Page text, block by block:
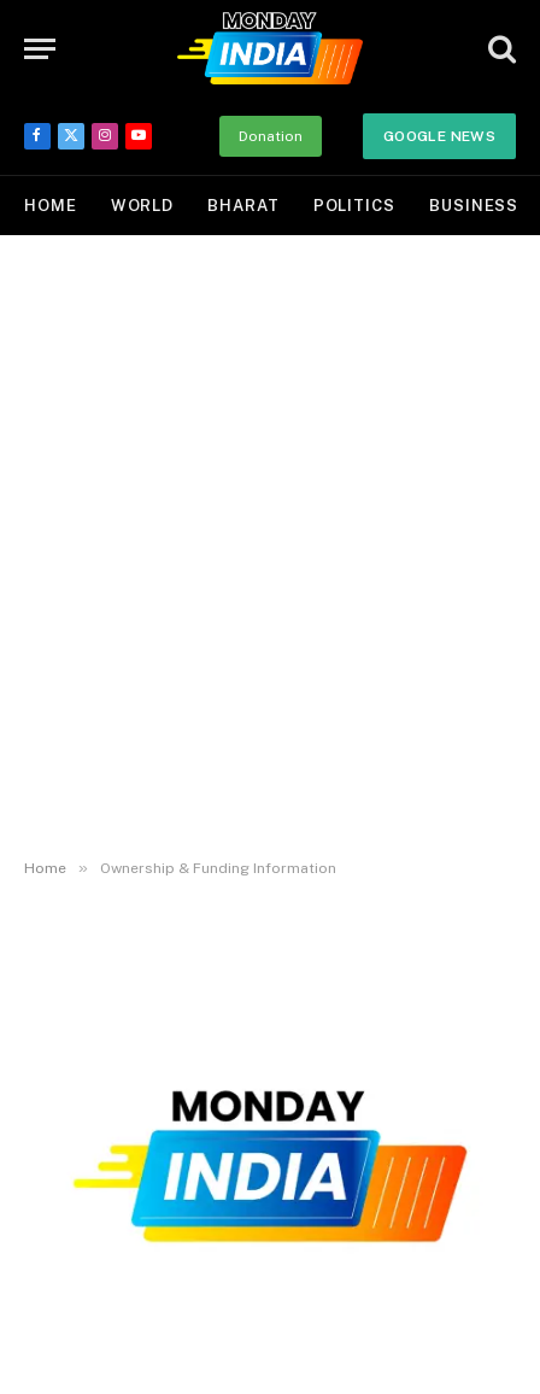
Facebook
X
(Twitter)
Instagram
YouTube
Donation GOOGLE NEWS
HOME WORLD BHARAT POLITICS BUSINESS
Home » Ownership & Funding Information